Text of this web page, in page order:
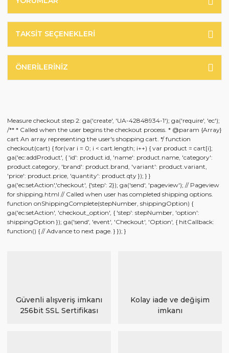
TAKSIT SEÇENEKLERI
ÖNERILERINIZ
Measure checkout step 2: ga('create', 'UA-42848934-1'); ga('require', 'ec');
/** * Called when the user begins the checkout process. * @param {Array}
cart An array representing the user's shopping cart. */ function
checkout(cart) { for(var i = 0; i < cart.length; i++) { var product = cart[i];
ga('ec:addProduct', { 'id': product.id, 'name': product.name, 'category':
product.category, 'brand': product.brand, 'variant': product.variant,
'price': product.price, 'quantity': product.qty }); } }
ga('ec:setAction','checkout', {'step': 2}); ga('send', 'pageview'); // Pageview
for shipping.html // Called when user has completed shipping options.
function onShippingComplete(stepNumber, shippingOption) {
ga('ec:setAction', 'checkout_option', { 'step': stepNumber, 'option':
shippingOption }); ga('send', 'event', 'Checkout', 'Option', { hitCallback:
function() { // Advance to next page. } }); }
Güvenli alışveriş imkanı
256bit SSL Sertifikası
Kolay iade ve değişim
imkanı